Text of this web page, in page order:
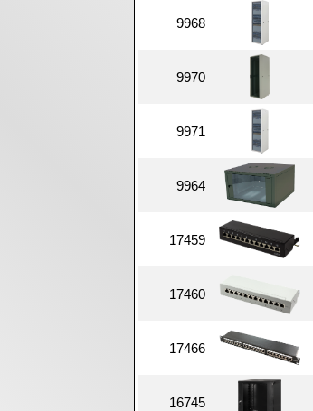
9968
9970
9971
9964
17459
17460
17466
16745